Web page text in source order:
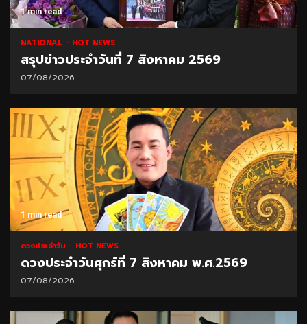
1 min read
NATIONAL HOT NEWS
สรุปข่าวประจำวันที่ 7 สิงหาคม 2569
07/08/2026
1 min read
ดวงประจำวัน HOT NEWS
ดวงประจำวันศุกร์ที่ 7 สิงหาคม พ.ศ.2569
07/08/2026